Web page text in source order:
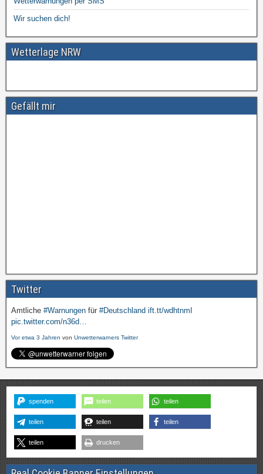
Wir suchen dich!
Wetterlage NRW
Gefällt mir
Twitter
Amtliche #Warnungen für #Deutschland ift.tt/wdhtnmI
pic.twitter.com/n36d…
Vor etwa 3 Jahren von Unwetterwarners Twitter
spenden teilen teilen
teilen teilen teilen
teilen drucken